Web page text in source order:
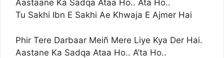
Aastaane Ka Sadqa Ataa Ho.. Ata Ho..
Tu Sakhi Ibn E Sakhi Ae Khwaja E Ajmer Hai
Phir Tere Darbaar Meiñ Mere Liye Kya Der Hai.
Aastane Ka Sadqa Ataa Ho.. A’ta Ho..